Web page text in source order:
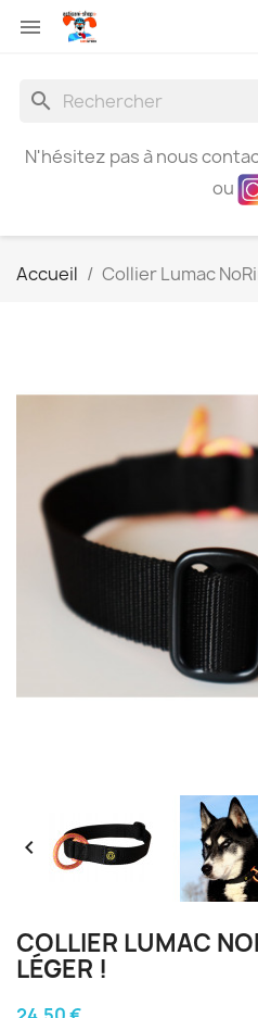

search
N'hésitez pas à nous
ou
Accueil Collier Lumac

COLLIER LUMAC
LÉGER !